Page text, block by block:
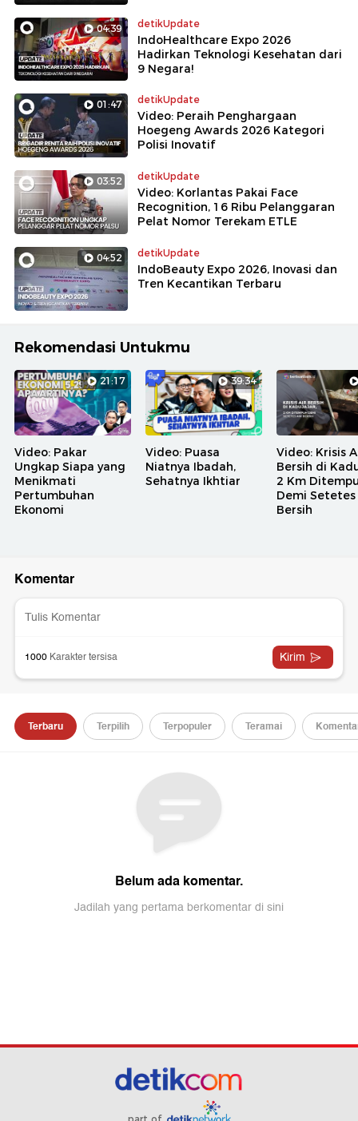
04:39 detikUpdate
IndoHealthcare Expo 2026
Hadirkan Teknologi Kesehatan dari
9 Negara!
01:47 detikUpdate
Video: Peraih Penghargaan
Hoegeng Awards 2026 Kategori
Polisi Inovatif
03:52 detikUpdate
Video: Korlantas Pakai Face
Recognition, 16 Ribu Pelanggaran
Pelat Nomor Terekam ETLE
04:52 detikUpdate
IndoBeauty Expo 2026, Inovasi dan
Tren Kecantikan Terbaru
Rekomendasi Untukmu
21:17
Video: Pakar
Ungkap Siapa yang
Menikmati
Pertumbuhan
Ekonomi
39:34
Video: Puasa
Niatnya Ibadah,
Sehatnya Ikhtiar
Video: Krisis
Bersih di
2 Km
Demi Setetes
Bersih